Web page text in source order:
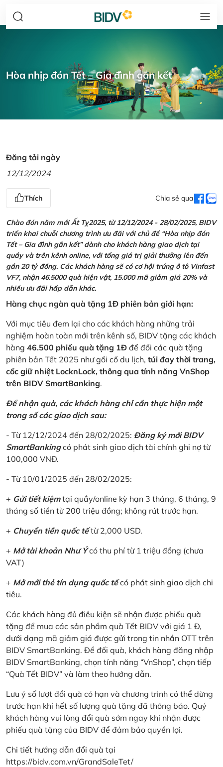
Hòa nhịp đón Tết – Gia đình gắn kết
Đăng tải ngày
12/12/2024
Thích Chia sẻ qua
Chào đón năm mới Ất Tỵ2025, từ 12/12/2024 - 28/02/2025, BIDV
triển khai chuỗi chương trình ưu đãi với chủ đề “Hòa nhịp đón
Tết – Gia đình gắn kết” dành cho khách hàng giao dịch tại
quầy và trên kênh online, với tổng giá trị giải thưởng lên đến
gần 20 tỷ đồng. Các khách hàng sẽ có cơ hội trúng ô tô Vinfast
VF7, nhận 46.5000 quà hiện vật, 15.000 mã giảm giá 20% và
nhiều ưu đãi hấp dẫn khác.
Hàng chục ngàn quà tặng 1Đ phiên bản giới hạn:
Với mục tiêu đem lại cho các khách hàng những trải
nghiệm hoàn toàn mới trên kênh số, BIDV tặng các khách
hàng 46.500 phiếu quà tặng 1Đ để đổi các quà tặng
phiên bản Tết 2025 như gối cổ du lịch, túi đay thời trang,
cốc giữ nhiệt LocknLock, thông qua tính năng VnShop
trên BIDV SmartBanking.
Để nhận quà, các khách hàng chỉ cần thực hiện một
trong số các giao dịch sau:
- Từ 12/12/2024 đến 28/02/2025: Đăng ký mới BIDV
SmartBankingcó phát sinh giao dịch tài chính ghi nợ từ
100,000 VNĐ.
- Từ 10/01/2025 đến 28/02/2025:
+ Gửi tiết kiệmtại quầy/online kỳ hạn 3 tháng, 6 tháng, 9
tháng số tiền từ 200 triệu đồng; không rút trước hạn.
+ Chuyển tiền quốc tếtừ 2,000 USD.
+ Mở tài khoản Như Ýcó thu phí từ 1 triệu đồng (chưa
VAT)
+ Mở mới thẻ tín dụng quốc tếcó phát sinh giao dịch chi
tiêu.
Các khách hàng đủ điều kiện sẽ nhận được phiếu quà
tặng để mua các sản phẩm quà Tết BIDV với giá 1 Đ,
dưới dạng mã giảm giá được gửi trong tin nhắn OTT trên
BIDV SmartBanking. Để đối quà, khách hàng đăng nhập
BIDV SmartBanking, chọn tính năng “VnShop”, chọn tiếp
“Quà Tết BIDV” và làm theo hướng dẫn.
Lưu ý số lượt đổi quà có hạn và chương trình có thể dừng
trước hạn khi hết số lượng quà tặng đã thông báo. Quý
khách hàng vui lòng đổi quà sớm ngay khi nhận được
phiếu quà tặng của BIDV để đảm bảo quyền lợi.
Chi tiết hướng dẫn đổi quà tại
https://bidv.com.vn/GrandSaleTet/